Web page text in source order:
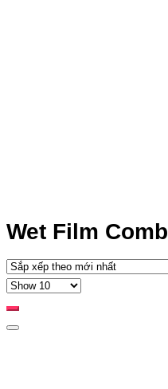
Wet Film Comb